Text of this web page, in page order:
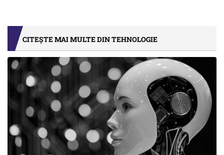
CITEȘTE MAI MULTE DIN TEHNOLOGIE